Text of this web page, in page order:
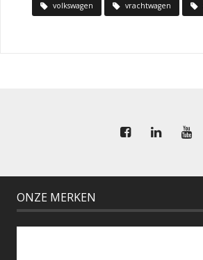
volkswagen vrachtwagen
ONZE MERKEN